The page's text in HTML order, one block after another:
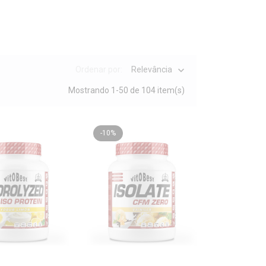
física dos treinos e das competições.
gasto energético e a recuperação muscular,
Relevância 
Mostrando 1-50 de 104 item(s)
-10%